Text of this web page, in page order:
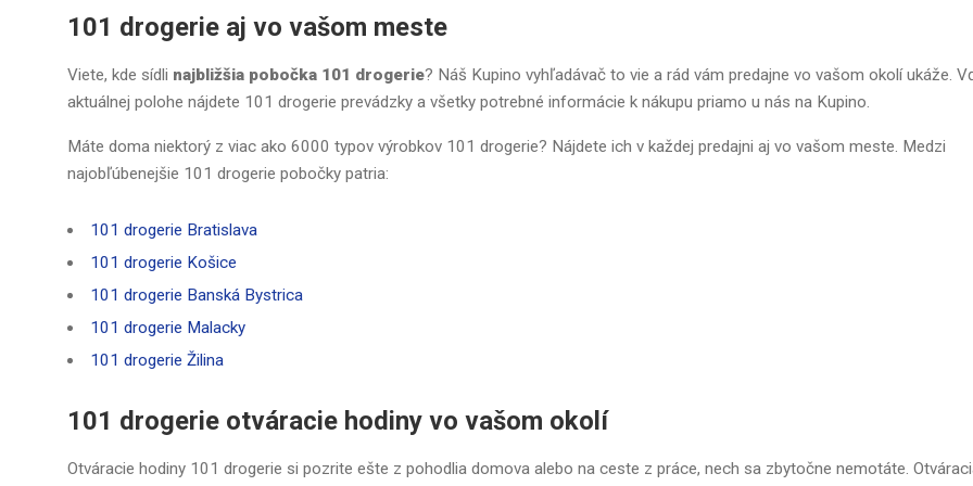
101 drogerie aj vo vašom meste
Viete, kde sídli najbližšia pobočka 101 drogerie? Náš Kupino vyhľadávač to vie a rád vám predajne vo vašom okolí ukáže.
aktuálnej polohe nájdete 101 drogerie prevádzky a všetky potrebné informácie k nákupu priamo u nás na Kupino.
Máte doma niektorý z viac ako 6000 typov výrobkov 101 drogerie? Nájdete ich v každej predajni aj vo vašom meste. Medzi
najobľúbenejšie 101 drogerie pobočky patria:
101 drogerie Bratislava
101 drogerie Košice
101 drogerie Banská Bystrica
101 drogerie Malacky
101 drogerie Žilina
101 drogerie otváracie hodiny vo vašom okolí
Otváracie hodiny 101 drogerie si pozrite ešte z pohodlia domova alebo na ceste z práce, nech sa zbytočne nemotáte.